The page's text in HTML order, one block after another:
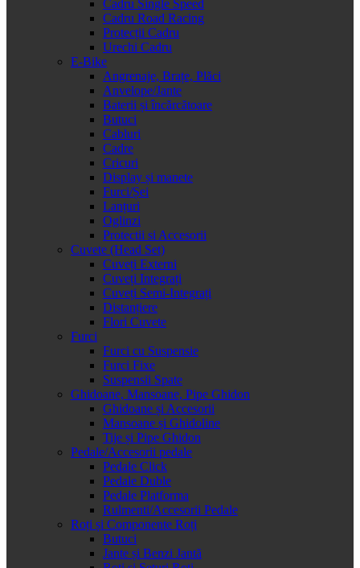
Cadru Single Speed
Cadru Road Racing
Protecții Cadru
Urechi Cadru
E-Bike
Angrenaje, Brațe, Plăci
Anvelope/Jante
Baterii și încărcătoare
Butuci
Cabluri
Cadre
Cricuri
Display și manete
Furci/Șei
Lanțuri
Oglinzi
Protectii si Accesorii
Cuvete (Head Set)
Cuveți Externi
Cuveți Integrați
Cuveți Semi-Integrați
Distanțiere
Flori Cuvete
Furci
Furci cu Suspensie
Furci Fixe
Suspensii Spate
Ghidoane, Mansoane, Pipe Ghidon
Ghidoane și Accesorii
Mansoane și Ghidoline
Tije și Pipe Ghidon
Pedale/Accesorii pedale
Pedale Click
Pedale Duble
Pedale Platforma
Rulmenti/Accesorii Pedale
Roți și Componente Roți
Butuci
Jante și Benzi Jantă